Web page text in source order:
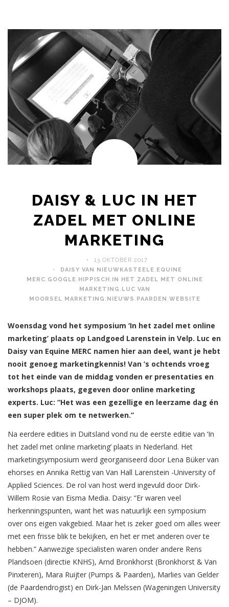
DAISY & LUC IN HET
ZADEL MET ONLINE
MARKETING
13 OKTOBER 2017
DAISY VAN NIEUWKASTEELE, EQUINE
MERC, GOOGLE, HIPPISCH, IN HET ZADEL MET ONLINE
MARKETING , LUC VAN
MOORSEL, MARKETING , NIEUWS , PAARDEN ,WEBSITE
Woensdag vond het symposium ‘In het zadel met online
marketing’ plaats op Landgoed Larenstein in Velp. Luc en
Daisy van Equine MERC namen hier aan deel, want je hebt
nooit genoeg marketingkennis! Van ’s ochtends vroeg
tot het einde van de middag vonden er presentaties en
workshops plaats, gegeven door online marketing
experts. Luc: “Het was een gezellige en leerzame dag én
een super plek om te netwerken.”
Na eerdere edities in Duitsland vond nu de eerste editie van ‘In
het zadel met online marketing’ plaats in Nederland. Het
marketingsymposium werd georganiseerd door Lena Büker van
ehorses en Annika Rettig van Van Hall Larenstein -University of
Applied Sciences. De rol van host werd ingevuld door Dirk-
Willem Rosie van Eisma Media. Daisy: “Er waren veel
herkenningspunten, want het was natuurlijk een symposium
over ons eigen vakgebied. Maar het is zeker goed om alles weer
met een frisse blik te bekijken, en het er met anderen over te
hebben.” Aanwezige specialisten waren onder andere Rens
Plandsoen (directie KNHS), Arnd Bronkhorst (Bronkhorst & Van
Pinxteren), Mara Ruijter (Pumps & Paarden), Marlies van Gelder
(de Paardendrogist) en Dirk-Jan Melssen (Wageningen University
– DJOM).